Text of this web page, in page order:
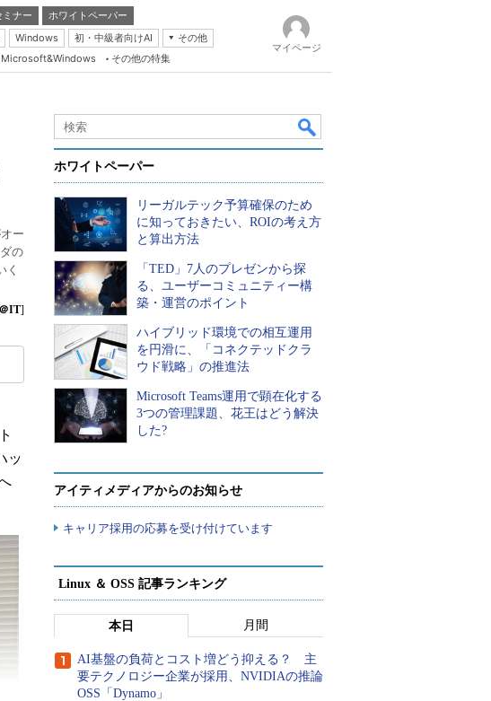
ミナー
ホワイトペーパー
Windows 初・中級者向けAI
その他
& Storage
Agile
Expert
＆ OSS
of IP Network
& Trust
Microsoft&Windows その他の特集
マイページ
ー
の
く
＠IT]
ッ
ホワイトペーパー
リーガルテック予算確保のため
に知っておきたい、ROIの考え方
と算出方法
「TED」7人のプレゼンから探
る、ユーザーコミュニティー構
築・運営のポイント
ハイブリッド環境での相互運用
を円滑に、「コネクテッドクラ
ウド戦略」の推進法
Microsoft Teams運用で顕在化する
3つの管理課題、花王はどう解決
した?
アイティメディアからのお知らせ
キャリア採用の応募を受け付けています
Linux ＆ OSS 記事ランキング
本日 月間
AI基盤の負荷とコスト増どう抑える？ 主
要テクノロジー企業が採用、NVIDIAの推論
OSS「Dynamo」